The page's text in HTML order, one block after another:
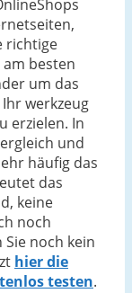
richtige
besten
um das
werkzeug
erzielen. In
und
häufig das
das
keine
noch
noch kein
hier die
testen.